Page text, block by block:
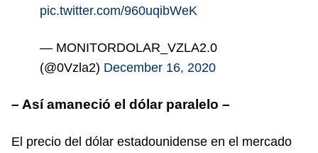
pic.twitter.com/960uqibWeK
— MONITORDOLAR_VZLA2.0
(@0Vzla2) December 16, 2020
– Así amaneció el dólar paralelo –
El precio del dólar estadounidense en el mercado